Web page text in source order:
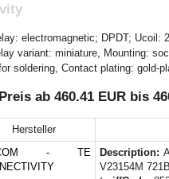
electromagnetic; DPDT;
variant: miniature, Mounting:
soldering, Contact plating: gold-
ab 460.41 EUR bis
Hersteller
- TE
Description:
V23154M